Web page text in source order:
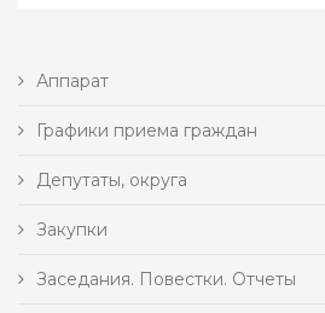
Аппарат
Графики приема граждан
Депутаты, округа
Закупки
Заседания. Повестки. Отчеты